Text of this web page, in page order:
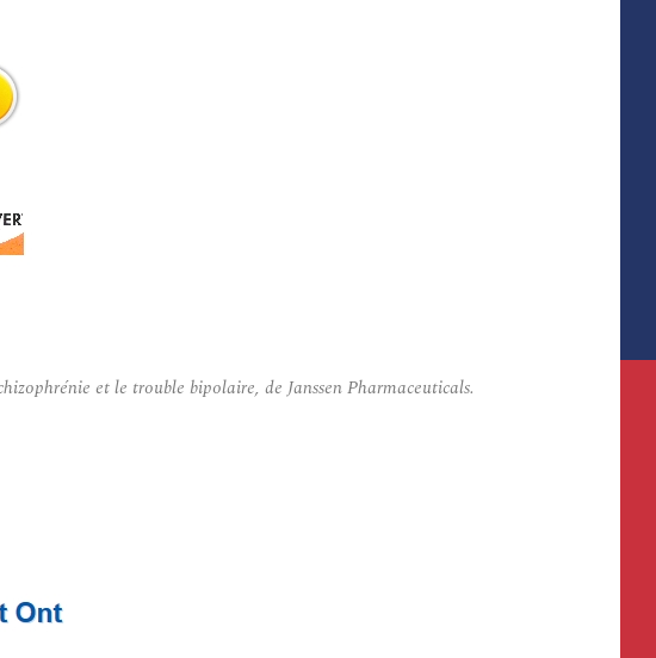
et le trouble bipolaire, de Janssen Pharmaceuticals.